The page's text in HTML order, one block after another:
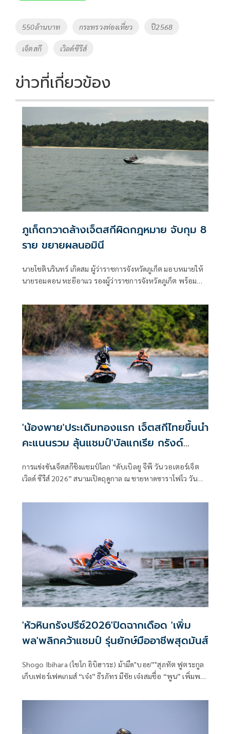
b
o
o
k
er y
Li
n
k
Tags
550ล้านบาท กระทรวงท่องเที่ยว ปี2568
เจ็ตสกี เวิลด์ซีรีส์
ข่าวที่เกี่ยวข้อง
ภูเก็ตกวาดล้างเจ็ตสกีผิดกฎหมาย จับกุม 8
ราย ขยายผลนอมินี
นายโชตินรินทร์ เกิดสม ผู้ว่าราชการจังหวัดภูเก็ต มอบหมายให้
นายรอมดอน หะยีอาแว รองผู้ว่าราชการจังหวัดภูเก็ต พร้อม
สาขาภูเก็ต นายธีรพงศ์ พันธ์นาค เจ้าพนักงานตรวจเรือชำนาญ
การ และเจ้าหน้าที่สำนักงานเจ้าท่าภูมิภาคสาขาภูเก็ต
'น้องพาย'ประเดิมทองแรก เจ็ตสกีไทยขึ้นนำ
คะแนนรวม ลุ้นแชมป์'บัลแกเรีย กรังด์
การแข่งขันเจ็ตสกีชิงแชมป์โลก “ดับเบิลยู จีพี วัน วอเตอร์เจ็ต
เวิลด์ ซีรีส์ 2026” สนามเปิดฤดูกาล ณ ชายหาดซาราโฟโว วันที่
ประกาศศักดาบนเวทีโลกได้อย่างน่าประทับใจ“น้องพาย” ล้าง
'หัวหินกรังปรีซ์2026'ปิดฉากเดือด 'เพิ่ม
พล'พลิกคว้าแชมป์ รุ่นยักษ์มืออาชีพสุดมันส์
Shogo Ibihara (โชโก อิบิฮาระ) ม้ามืด"บอย”"สุภทัต ฟูตระกูล
เก็บเฟอร์เฟคเกมส์ “เจ๋ง” ธีรภัทร มีชัย เจ๋งสมชื่อ “พูน” เพิ่มพล
แบบสุดมันส์ “หัวหิน กรังปรีซ์ 2026”หรือศึกเจ็ตสกีชิงแชมป์